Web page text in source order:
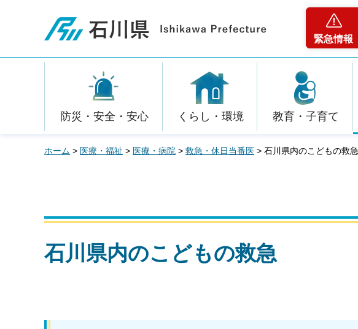
石川県
緊急情報
防災・安全・安心 くらし・環境 教育・子育て
ホーム > 医療・福祉 > 医療・病院 > 救急・休日当番医 > 石川県内のこどもの救急
石川県内のこどもの救急